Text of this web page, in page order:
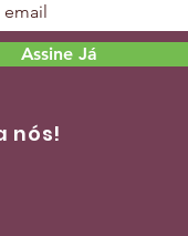
Assine Já
nós!